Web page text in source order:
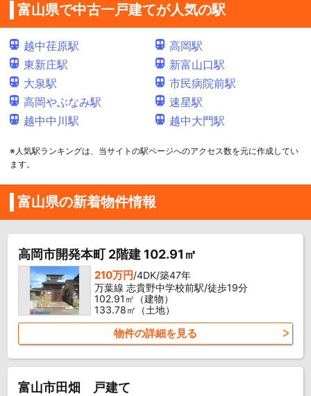
富山県で中古一戸建てが人気の駅
越中荏原駅
東新庄駅
大泉駅
高岡やぶなみ駅
越中中川駅
高岡駅
新富山口駅
市民病院前駅
速星駅
越中大門駅
※人気駅ランキングは、当サイトの駅ページへのアクセス数を元に作成してい
ます。
富山県の新着物件情報
高岡市開発本町 2階建 102.91㎡
210万円/4DK/築47年
万葉線 志貴野中学校前駅/徒歩19分
102.91㎡（建物）
133.78㎡（土地）
物件の詳細を見る
富山市田畑 戸建て